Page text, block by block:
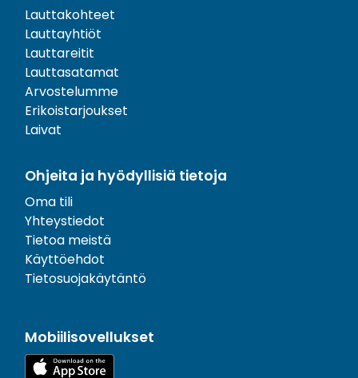
Lauttakohteet
Lauttayhtiöt
Lauttareitit
Lauttasatamat
Arvostelumme
Erikoistarjoukset
Laivat
Ohjeita ja hyödyllisiä tietoja
Oma tili
Yhteystiedot
Tietoa meistä
Käyttöehdot
Tietosuojakäytäntö
Mobiilisovellukset